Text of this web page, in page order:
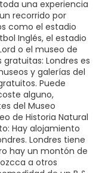
una experiencia
recorrido por
como el estadio
Inglés, el estadio
o el museo de
Londres es
y galerías del
Puede
alguno,
del Museo
de Historia Natural
Hay alojamiento
Londres tiene
hay un montón de
a otros